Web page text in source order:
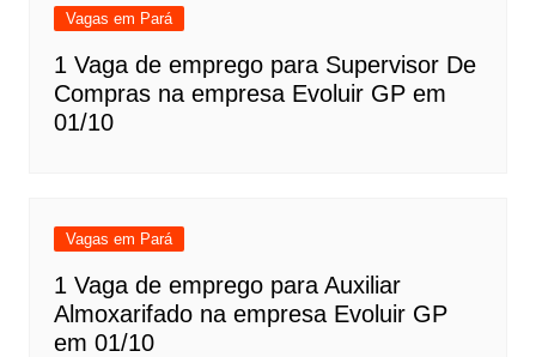
Vagas em Pará
1 Vaga de emprego para Supervisor De
Compras na empresa Evoluir GP em
01/10
Vagas em Pará
1 Vaga de emprego para Auxiliar
Almoxarifado na empresa Evoluir GP
em 01/10